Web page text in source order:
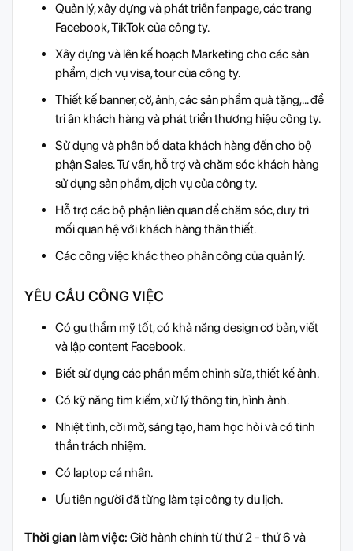
Quản lý, xây dựng và phát triển fanpage, các trang
Facebook, TikTok của công ty.
Xây dựng và lên kế hoạch Marketing cho các sản
phẩm, dịch vụ visa, tour của công ty.
Thiết kế banner, cờ, ảnh, các sản phẩm quà tặng,... để
tri ân khách hàng và phát triển thương hiệu công ty.
Sử dụng và phân bổ data khách hàng đến cho bộ
phận Sales. Tư vấn, hỗ trợ và chăm sóc khách hàng
sử dụng sản phẩm, dịch vụ của công ty.
Hỗ trợ các bộ phận liên quan để chăm sóc, duy trì
mối quan hệ với khách hàng thân thiết.
Các công việc khác theo phân công của quản lý.
YÊU CẦU CÔNG VIỆC
Có gu thẩm mỹ tốt, có khả năng design cơ bản, viết
và lập content Facebook.
Biết sử dụng các phần mềm chỉnh sửa, thiết kế ảnh.
Có kỹ năng tìm kiếm, xử lý thông tin, hình ảnh.
Nhiệt tình, cởi mở, sáng tạo, ham học hỏi và có tinh
thần trách nhiệm.
Có laptop cá nhân.
Ưu tiên người đã từng làm tại công ty du lịch.
Thời gian làm việc: Giờ hành chính từ thứ 2 - thứ 6 và